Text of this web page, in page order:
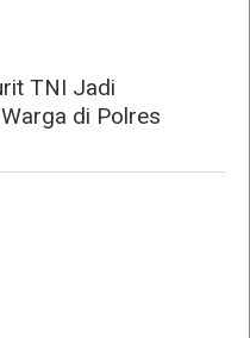
TNI Jadi
di Polres